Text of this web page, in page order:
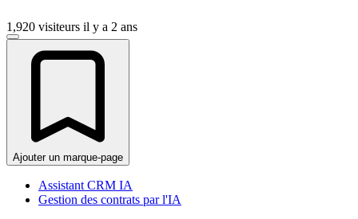
1,920 visiteurs il y a 2 ans
Ajouter un marque-page
Assistant CRM IA
Gestion des contrats par l'IA